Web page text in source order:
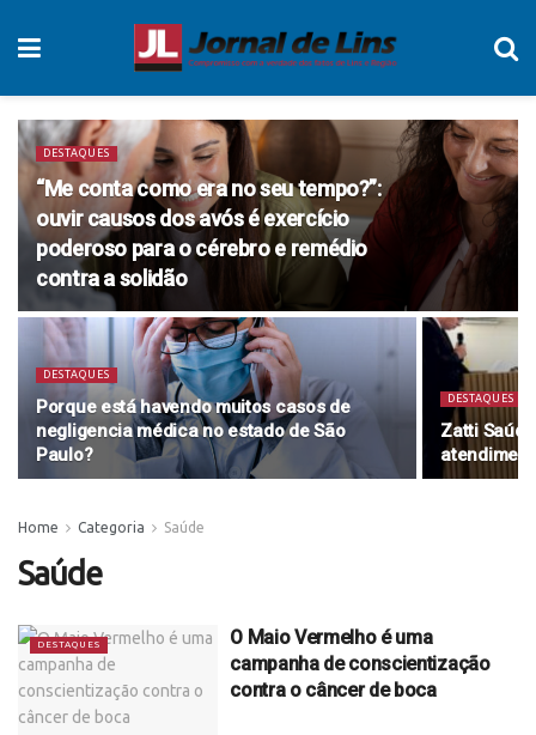
DESTAQUES
“Me conta como era no seu tempo?”:
ouvir causos dos avós é exercício
poderoso para o cérebro e remédio
contra a solidão
DESTAQUES
Porque está havendo muitos casos de
negligencia médica no estado de São
Paulo?
DESTAQUES
Zatti
Home Categoria Saúde
Saúde
DESTAQUES
O Maio Vermelho é uma
campanha de conscientização
contra o câncer de boca